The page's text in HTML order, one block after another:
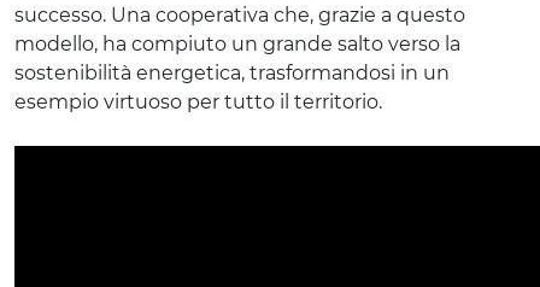
successo. Una cooperativa che, grazie a questo
modello, ha compiuto un grande salto verso la
sostenibilità energetica, trasformandosi in un
esempio virtuoso per tutto il territorio.